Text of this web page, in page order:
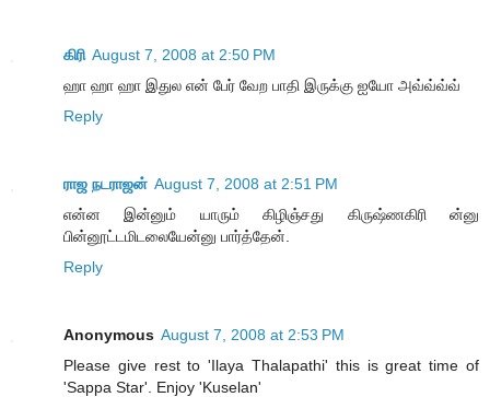
கிரி August 7, 2008 at 2:50 PM
ஹா ஹா ஹா இதுல என் பேர் வேற பாதி இருக்கு ஐயோ அவ்வ்வ்வ்
Reply
ராஜ நடராஜன் August 7, 2008 at 2:51 PM
என்ன இன்னும் யாரும் கிழிஞ்சது கிருஷ்ணகிரி ன்னு
பின்னூட்டமிடலையேன்னு பார்த்தேன்.
Reply
Anonymous August 7, 2008 at 2:53 PM
Please give rest to 'Ilaya Thalapathi' this is great time of
'Sappa Star'. Enjoy 'Kuselan'